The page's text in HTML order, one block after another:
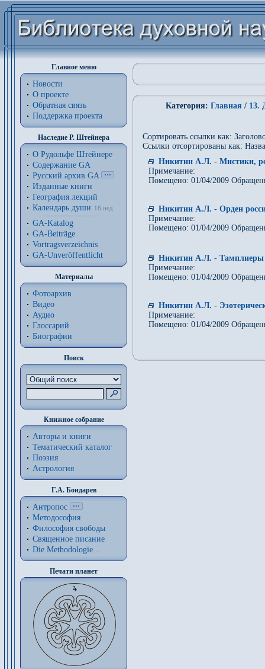
Главное меню
Новости
О проекте
Обратная связь
Поддержка проекта
Наследие Р. Штейнера
О Рудольфе Штейнере
Содержание GA
Русский архив GA
Изданные книги
География лекций
Календарь души
18 нед.
GA-Katalog
GA-Beiträge
Vortragsverzeichnis
GA-Unveröffentlicht
Материалы
Фотоархив
Видео
Аудио
Глоссарий
Биографии
Поиск
Книжное собрание
Авторы и книги
Тематический каталог
Поэзия
Астрология
Г.А. Бондарев
Антропос
Методософия
Философия cвободы
Священное писание
Die Methodologie...
Печати планет
Категория: Главная / 13.
Сортировать ссылки как:
Ссылки отсортированы как:
Никитин А.Л. - Мистики,
Примечание:
Помещено: 01/04/2009
Никитин А.Л. - Орден
Примечание:
Помещено: 01/04/2009
Никитин А.Л. - Тамплиеры
Примечание:
Помещено: 01/04/2009
Никитин А.Л. -
Примечание:
Помещено: 01/04/2009